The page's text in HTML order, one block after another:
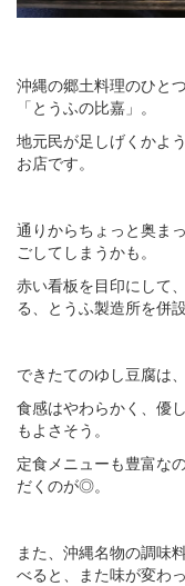
沖縄の郷土料理のひと
「とうふの比嘉」。
地元民が足しげくかよ
お店です。
通りからちょっと奥ま
ごしてしまうかも。
赤い看板を目印にして
る、とうふ製造所を併
できたてのゆし豆腐は
食感はやわらかく、優
もよさそう。
定食メニューも豊富な
だくのが◎。
また、沖縄名物の調味
べると、また味が変わっ